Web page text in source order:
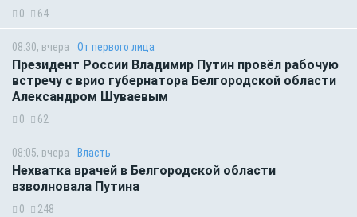
0 64
08:30, вчера От первого лица
Президент России Владимир Путин провёл рабочую
встречу с врио губернатора Белгородской области
Александром Шуваевым
0 62
08:05, вчера Власть
Нехватка врачей в Белгородской области
взволновала Путина
0 248